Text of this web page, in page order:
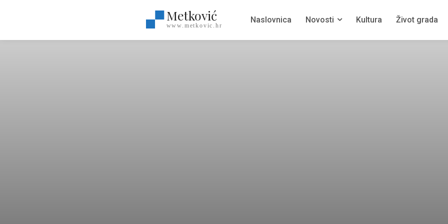
Metković
www.metkovic.hr
Naslovnica Novosti Kultura Život grada